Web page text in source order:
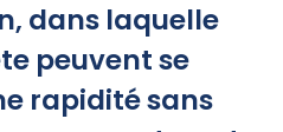
dans laquelle
peuvent se
rapidité sans